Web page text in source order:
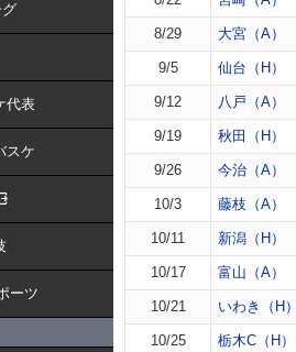
グ
代表
スケ
ーツ
8/29 大宮（A）
9/5 仙台（H）
9/12 八戸（A）
9/19 秋田（H）
9/26 今治（A）
10/3 藤枝（A）
10/11 新潟（H）
10/17 富山（A）
10/21 いわき（H
10/25 栃木C（H）